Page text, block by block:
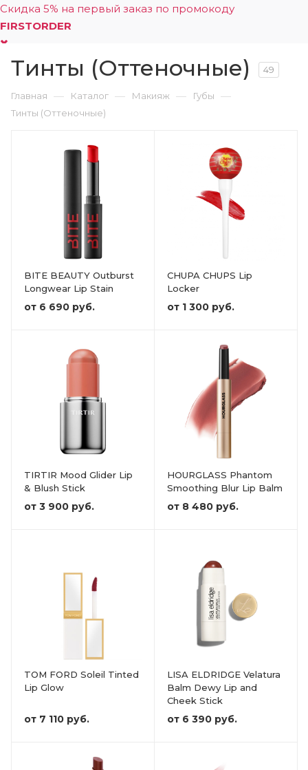
Скидка 5% на первый заказ по промокоду
FIRSTORDER
Тинты (Оттеночные) 49
Главная — Каталог — Макияж — Губы —
Тинты (Оттеночные)
BITE BEAUTY Outburst
Longwear Lip Stain
от 6 690 руб.
CHUPA CHUPS Lip
Locker
от 1 300 руб.
TIRTIR Mood Glider Lip
& Blush Stick
от 3 900 руб.
HOURGLASS Phantom
Smoothing Blur Lip Balm
от 8 480 руб.
TOM FORD Soleil Tinted
Lip Glow
от 7 110 руб.
LISA ELDRIDGE Velatura
Balm Dewy Lip and
Cheek Stick
от 6 390 руб.